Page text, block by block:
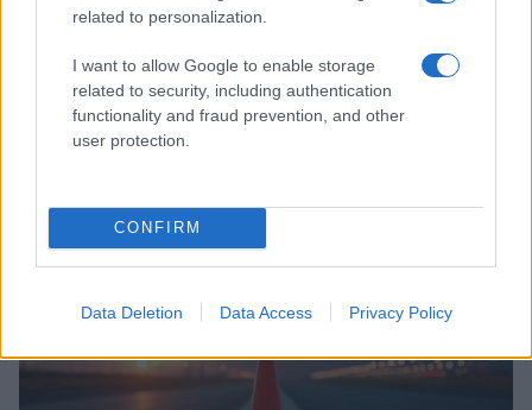
related to personalization.
I want to allow Google to enable storage
related to security, including authentication
functionality and fraud prevention, and other
user protection.
CONFIRM
Data Deletion Data Access Privacy Policy
Incidente de fuego en la Terminal 2 del aeropuerto
NOTICIAS